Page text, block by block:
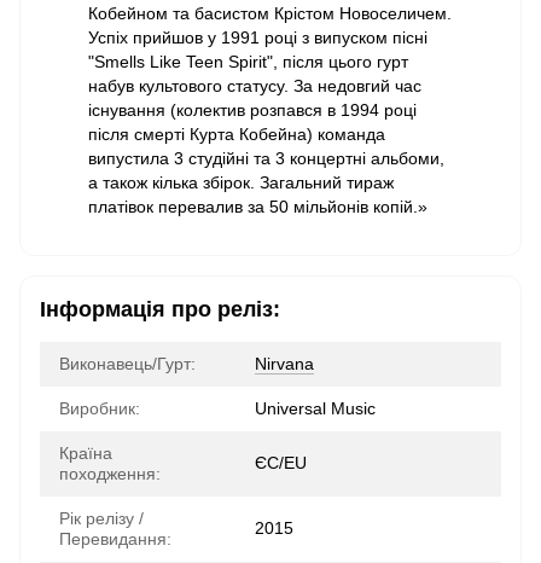
Кобейном та басистом Крістом Новоселичем.
Успіх прийшов у 1991 році з випуском пісні
"Smells Like Teen Spirit", після цього гурт
набув культового статусу. За недовгий час
існування (колектив розпався в 1994 році
після смерті Курта Кобейна) команда
випустила 3 студійні та 3 концертні альбоми,
а також кілька збірок. Загальний тираж
платівок перевалив за 50 мільйонів копій.»
Інформація про реліз:
Виконавець/Гурт: Nirvana
Виробник: Universal Music
Країна
походження:
ЄС/EU
Рік релізу /
Перевидання:
2015